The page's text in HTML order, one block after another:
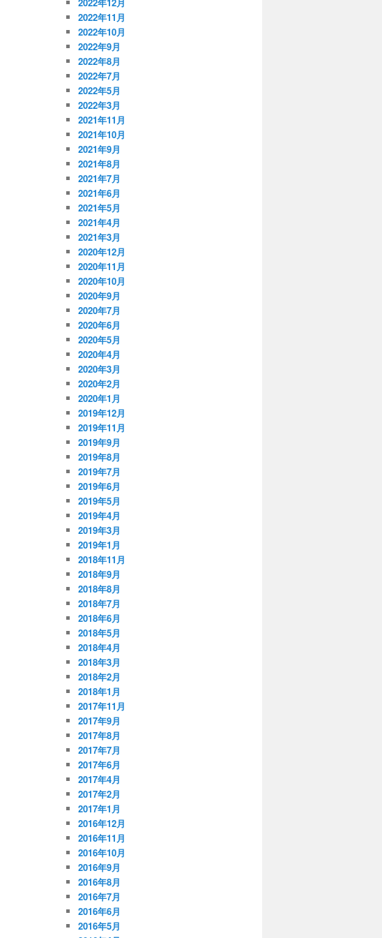
2022年12月
2022年11月
2022年10月
2022年9月
2022年8月
2022年7月
2022年5月
2022年3月
2021年11月
2021年10月
2021年9月
2021年8月
2021年7月
2021年6月
2021年5月
2021年4月
2021年3月
2020年12月
2020年11月
2020年10月
2020年9月
2020年7月
2020年6月
2020年5月
2020年4月
2020年3月
2020年2月
2020年1月
2019年12月
2019年11月
2019年9月
2019年8月
2019年7月
2019年6月
2019年5月
2019年4月
2019年3月
2019年1月
2018年11月
2018年9月
2018年8月
2018年7月
2018年6月
2018年5月
2018年4月
2018年3月
2018年2月
2018年1月
2017年11月
2017年9月
2017年8月
2017年7月
2017年6月
2017年4月
2017年2月
2017年1月
2016年12月
2016年11月
2016年10月
2016年9月
2016年8月
2016年7月
2016年6月
2016年5月